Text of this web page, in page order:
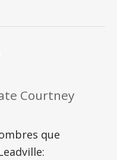
Courtney
que